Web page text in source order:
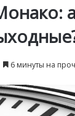
6 минуты на